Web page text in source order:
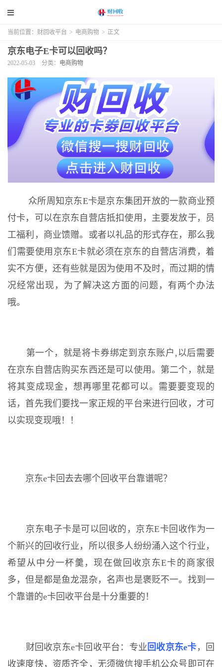
当前位置： 财回收平台 > 电商购物 > 正文
京东电子E卡可以回收吗？
2022-05-03 分类： 电商购物
众所周知京东E卡是京东集团开放的一款商业预
付卡，可以在京东自营店抵扣使用，主要发放于，员
工福利，商业馈赠。或者以礼品的形式存在，那么我
们需要使用京东E卡就必须在京东的自营店消费，着
实不方便，还有些就是因为使用不及时，而过期的情
况经常出现，为了解决这方面的问题，有两个办法
哦。
第一个，就是将卡券绑定到京东账户,以后需要
在京东自营店购买东西还是可以使用。第二个，就是
将其变成现金，想再哪里花都可以。需要要变现的
话，首先我们要找一家正规的平台来进行回收，才可
以实现变现哦！！
京东e卡回去去哪个回收平台靠谱呢？
京东电子卡是可以回收的，京东E卡回收作为一
个新兴的回收行业，所以很多人纷纷涌入这个行业，
希望从中分一杯羹，现在做回收京东E卡的商家很
多，但是都是鱼龙混杂，名声也是褒贬不一。找到一
个靠谱的e卡回收平台是十分重要的！
财回收京东e卡回收平台：专业 回收京东e卡 ，回
收速度快，资质齐全，无须微信搜手机公众号即可在